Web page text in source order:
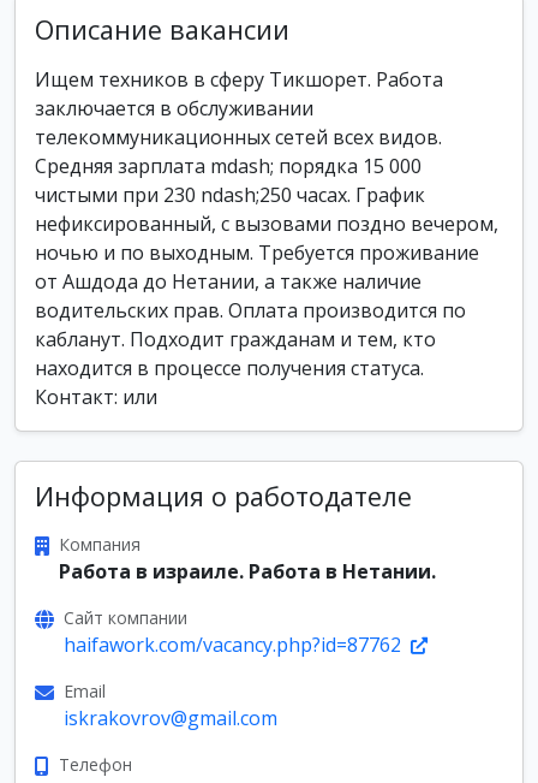
Описание вакансии
Ищем техников в сферу Тикшорет. Работа
заключается в обслуживании
телекоммуникационных сетей всех видов.
Средняя зарплата mdash; порядка 15 000
чистыми при 230 ndash;250 часах. График
нефиксированный, с вызовами поздно вечером,
ночью и по выходным. Требуется проживание
от Ашдода до Нетании, а также наличие
водительских прав. Оплата производится по
кабланут. Подходит гражданам и тем, кто
находится в процессе получения статуса.
Контакт: или
Информация о работодателе
Компания
Работа в израиле. Работа в Нетании.
Сайт компании
haifawork.com/vacancy.php?id=87762
Email
iskrakovrov@gmail.com
Телефон